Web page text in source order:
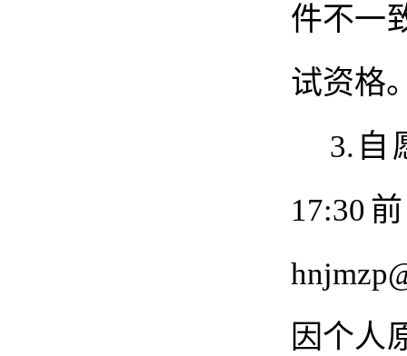
件不一
试资格
3.自
17:30
hnjmzp
因个人